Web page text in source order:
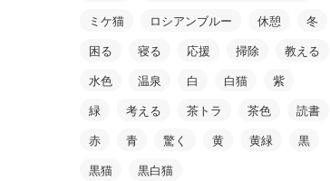
ミケ猫
ロシアンブルー 休憩
冬
困る
寝る 応援 掃除
教える
水色
温泉 白 白猫
紫
緑
考える 茶トラ 茶色
読書
赤
青 驚く 黄 黄緑
黒
黒猫
黒白猫